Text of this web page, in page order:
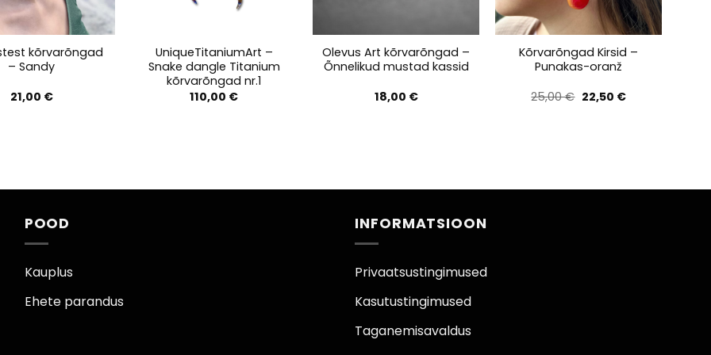
kõrvarõngad
– Sandy
21,00 €
UniqueTitaniumArt –
Snake dangle Titanium
kõrvarõngad nr.1
110,00 €
Olevus Art kõrvarõngad –
Õnnelikud mustad kassid
18,00 €
Kõrvarõngad Kirsid –
Punakas-oranž
25,00€ Algne
hind
22,50 €Praegune
POOD
Kauplus
Ehete parandus
INFORMATSIOON
Privaatsustingimused
Kasutustingimused
Taganemisavaldus